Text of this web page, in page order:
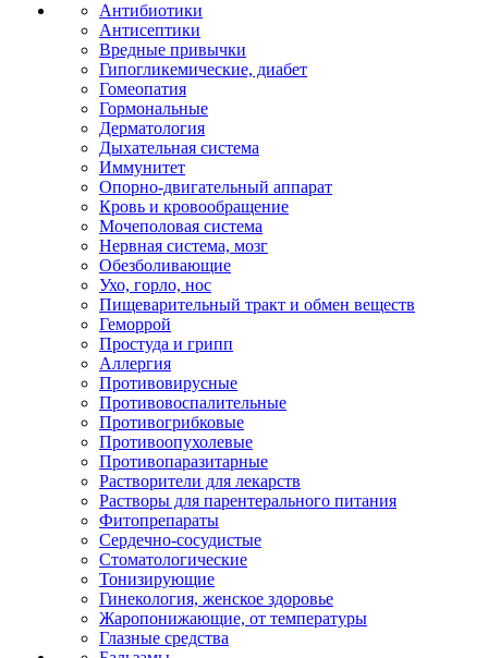
Антибиотики
Антисептики
Вредные привычки
Гипогликемические, диабет
Гомеопатия
Гормональные
Дерматология
Дыхательная система
Иммунитет
Опорно-двигательный аппарат
Кровь и кровообращение
Мочеполовая система
Нервная система, мозг
Обезболивающие
Ухо, горло, нос
Пищеварительный тракт и обмен веществ
Геморрой
Простуда и грипп
Аллергия
Противовирусные
Противовоспалительные
Противогрибковые
Противоопухолевые
Противопаразитарные
Растворители для лекарств
Растворы для парентерального питания
Фитопрепараты
Сердечно-сосудистые
Стоматологические
Тонизирующие
Гинекология, женское здоровье
Жаропонижающие, от температуры
Глазные средства